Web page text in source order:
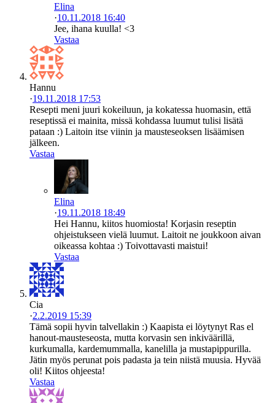
Elina
·10.11.2018 16:40
Jee, ihana kuulla! <3
Vastaa
Hannu
·19.11.2018 17:53
Resepti meni juuri kokeiluun, ja kokatessa huomasin, että
reseptissä ei mainita, missä kohdassa luumut tulisi lisätä
pataan :) Laitoin itse viinin ja mausteseoksen lisäämisen
jälkeen.
Vastaa
Elina
·19.11.2018 18:49
Hei Hannu, kiitos huomiosta! Korjasin reseptin
ohjeistukseen vielä luumut. Laitoit ne joukkoon aivan
oikeassa kohtaa :) Toivottavasti maistui!
Vastaa
Cia
·2.2.2019 15:39
Tämä sopii hyvin talvellakin :) Kaapista ei löytynyt Ras el
hanout-mausteseosta, mutta korvasin sen inkiväärillä,
kurkumalla, kardemummalla, kanelilla ja mustapippurilla.
Jätin myös perunat pois padasta ja tein niistä muusia. Hyvää
oli! Kiitos ohjeesta!
Vastaa